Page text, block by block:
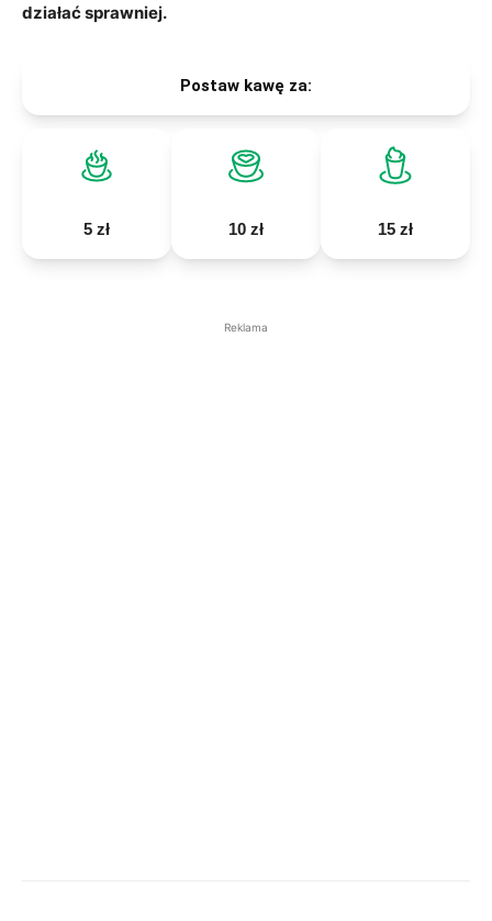
działać sprawniej.
Postaw kawę za:
5 zł 10 zł 15 zł
Reklama